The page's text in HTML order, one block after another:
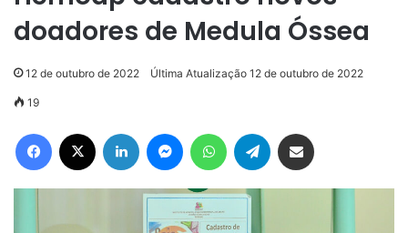
doadores de Medula Óssea
12 de outubro de 2022 Última Atualização 12 de outubro de 2022
19
Facebook Linkedin MessengerWhatsAppTelegram